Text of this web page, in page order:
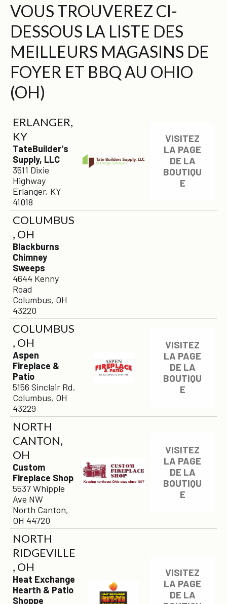
VOUS TROUVEREZ CI-
DESSOUS LA LISTE DES
MEILLEURS MAGASINS DE
FOYER ET BBQ AU OHIO
(OH)
ERLANGER,
KY
TateBuilder's
Supply, LLC
3511 Dixie
Highway
Erlanger, KY
41018
VISITEZ
LA PAGE
DE LA
BOUTIQU
E
COLUMBUS
, OH
Blackburns
Chimney
Sweeps
4644 Kenny
Road
Columbus, OH
43220
COLUMBUS
, OH
Aspen
Fireplace &
Patio
5156 Sinclair Rd.
Columbus, OH
43229
VISITEZ
LA PAGE
DE LA
BOUTIQU
E
NORTH
CANTON,
OH
Custom
Fireplace Shop
5537 Whipple
Ave NW
North Canton,
OH 44720
VISITEZ
LA PAGE
DE LA
BOUTIQU
E
NORTH
RIDGEVILLE
, OH
Heat Exchange
Hearth & Patio
Shoppe
VISITEZ
LA PAGE
DE LA